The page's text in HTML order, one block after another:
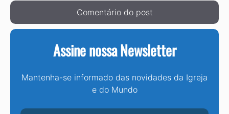
Assine nossa Newsletter
Mantenha-se informado das novidades da Igreja
e do Mundo